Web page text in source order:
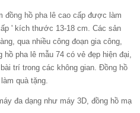
đồng hồ pha lê cao cấp được làm
' kích thước 13-18 cm. Các sản
qua nhiều công đoạn gia công,
pha lê mẫu 74 có vẻ đẹp hiện đại,
trí trong các không gian. Đồng hồ
quà tặng.
đa dạng như máy 3D, đồng hồ mạ